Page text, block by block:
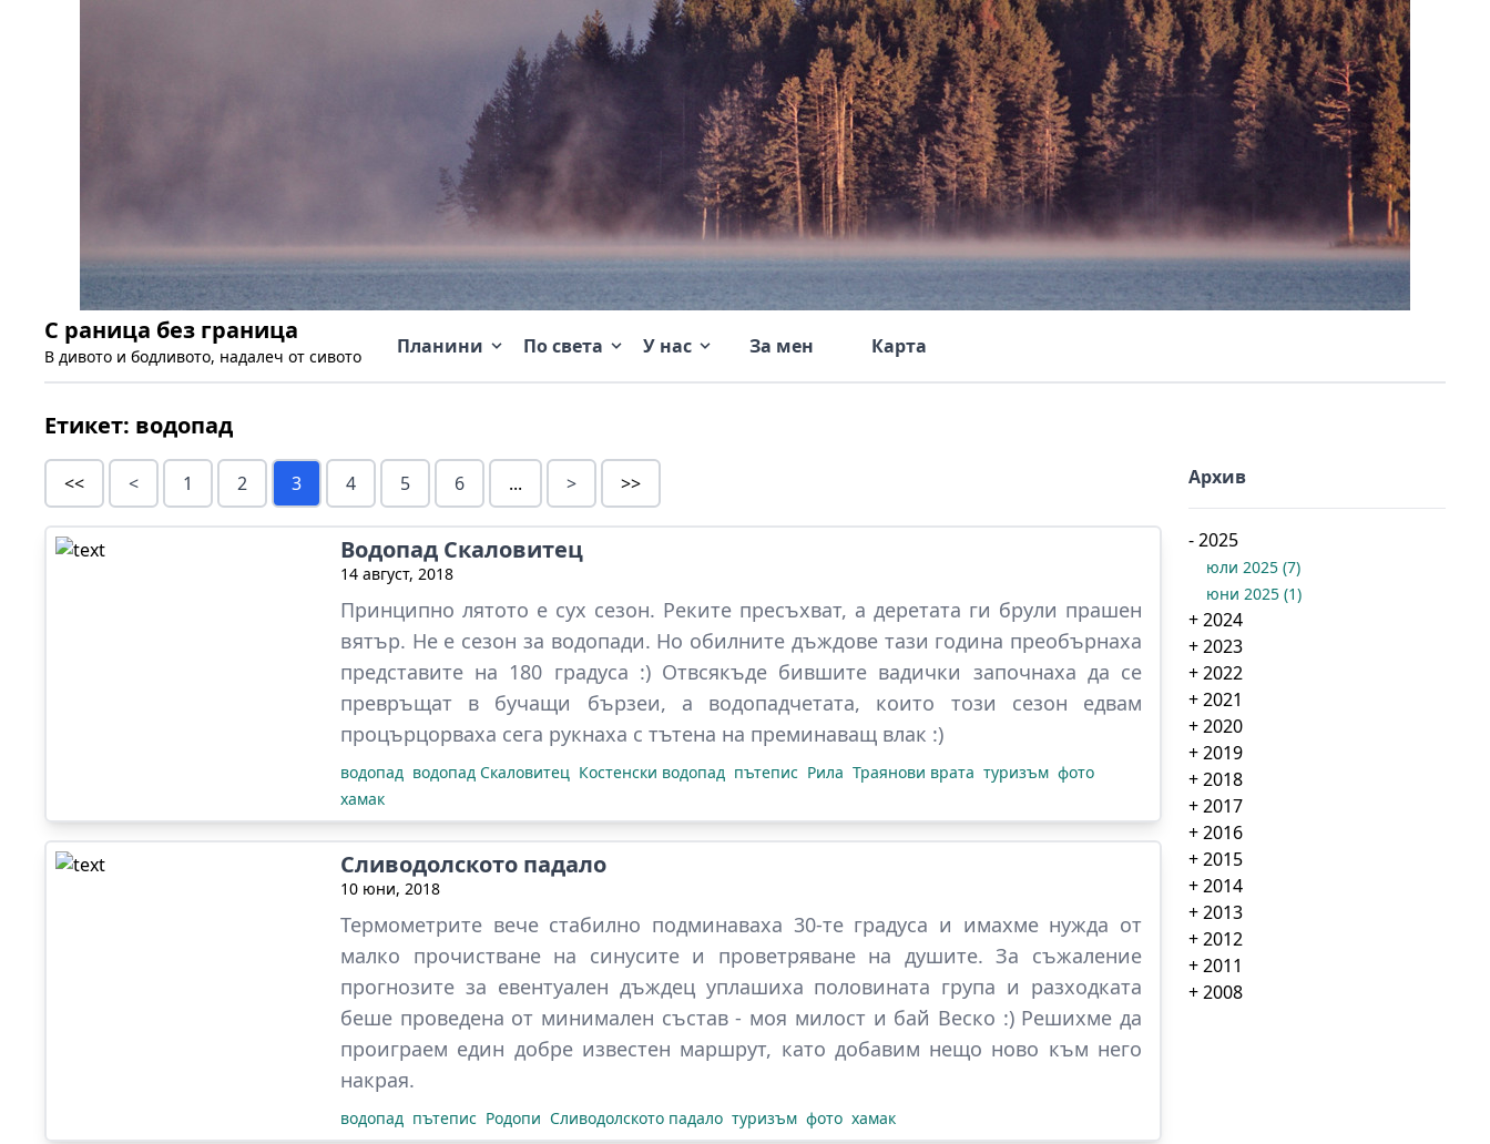
С раница без граница
В дивото и бодливото, надалеч от сивото Планини По света У нас За мен Карта
Етикет: водопад
<< < 1 2 3 4 5 6 ... > >>
Водопад Скаловитец
14 август, 2018
Принципно лятото е сух сезон. Реките пресъхват, а деретата ги брули прашен
вятър. Не е сезон за водопади. Но обилните дъждове тази година преобърнаха
представите на 180 градуса :) Отвсякъде бившите вадички започнаха да се
превръщат в бучащи бързеи, а водопадчетата, които този сезон едвам
процърцорваха сега рукнаха с тътена на преминаващ влак :)
водопад водопад Скаловитец Костенски водопад пътепис Рила Траянови врата туризъм фото
хамак
Сливодолското падало
10 юни, 2018
Термометрите вече стабилно подминаваха 30-те градуса и имахме нужда от
малко прочистване на синусите и проветряване на душите. За съжаление
прогнозите за евентуален дъждец уплашиха половината група и разходката
беше проведена от минимален състав - моя милост и бай Веско :) Решихме да
проиграем един добре известен маршрут, като добавим нещо ново към него
накрая.
водопад пътепис Родопи Сливодолското падало туризъм фото хамак
Архив
-2025
юли 2025 (7)
юни 2025 (1)
+2024
+2023
+2022
+2021
+2020
+2019
+2018
+2017
+2016
+2015
+2014
+2013
+2012
+2011
+2008